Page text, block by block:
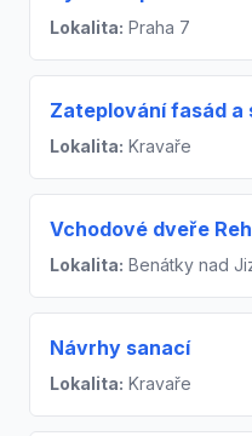
Lokalita: Praha 7
Zateplování fasád a
Lokalita: Kravaře
Vchodové dveře
Lokalita: Benátky nad
Návrhy sanací
Lokalita: Kravaře